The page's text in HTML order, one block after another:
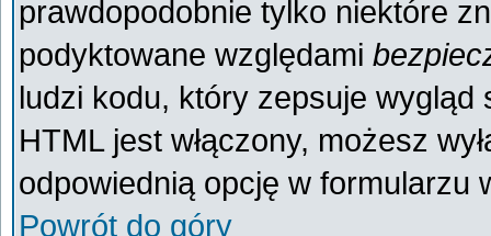
prawdopodobnie tylko niektóre
podyktowane względami
ludzi kodu, który zepsuje wygląd
HTML jest włączony, możesz
odpowiednią opcję w formularzu
Powrót do góry